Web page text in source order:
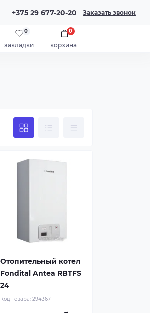
+375 29 677-20-20 Заказать звонок
закладки
0
корзина
0
Отопительный котел
Fondital Antea RBTFS
24
Код товара:294367